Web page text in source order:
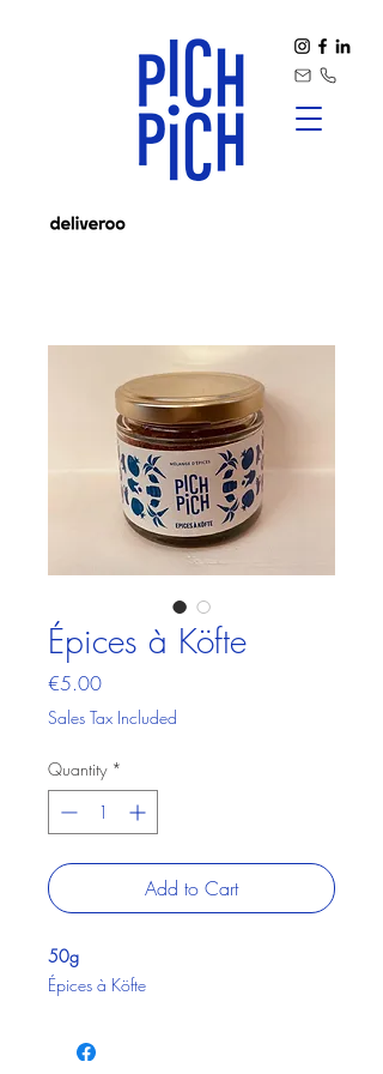
Épices à Köfte
€5.00Price
Sales Tax Included
Quantity *
Add to Cart
50g
Épices à Köfte